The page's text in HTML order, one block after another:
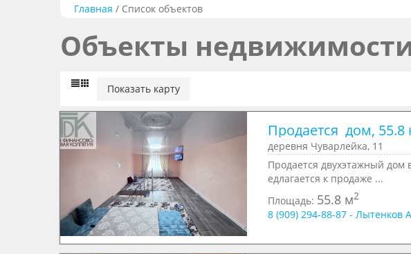
Главная / Список объектов
Объекты
Показать карту
Продается  дом, 55.8
деревня Чуварлейка, 11
Продается двухэтажный дом
едлагается к продаже ...
Площадь: 55.8 м2
8 (909) 294-88-87 - Лытенков